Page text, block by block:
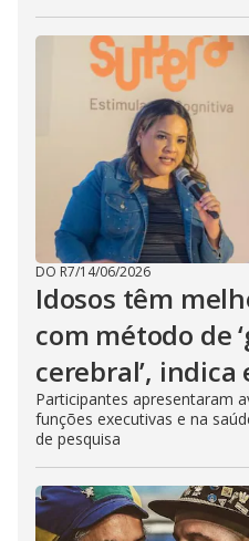
DO R7/14/06/2026
Idosos têm
com método de
cerebral’, indica
Participantes apresentaram
funções executivas e na
de pesquisa